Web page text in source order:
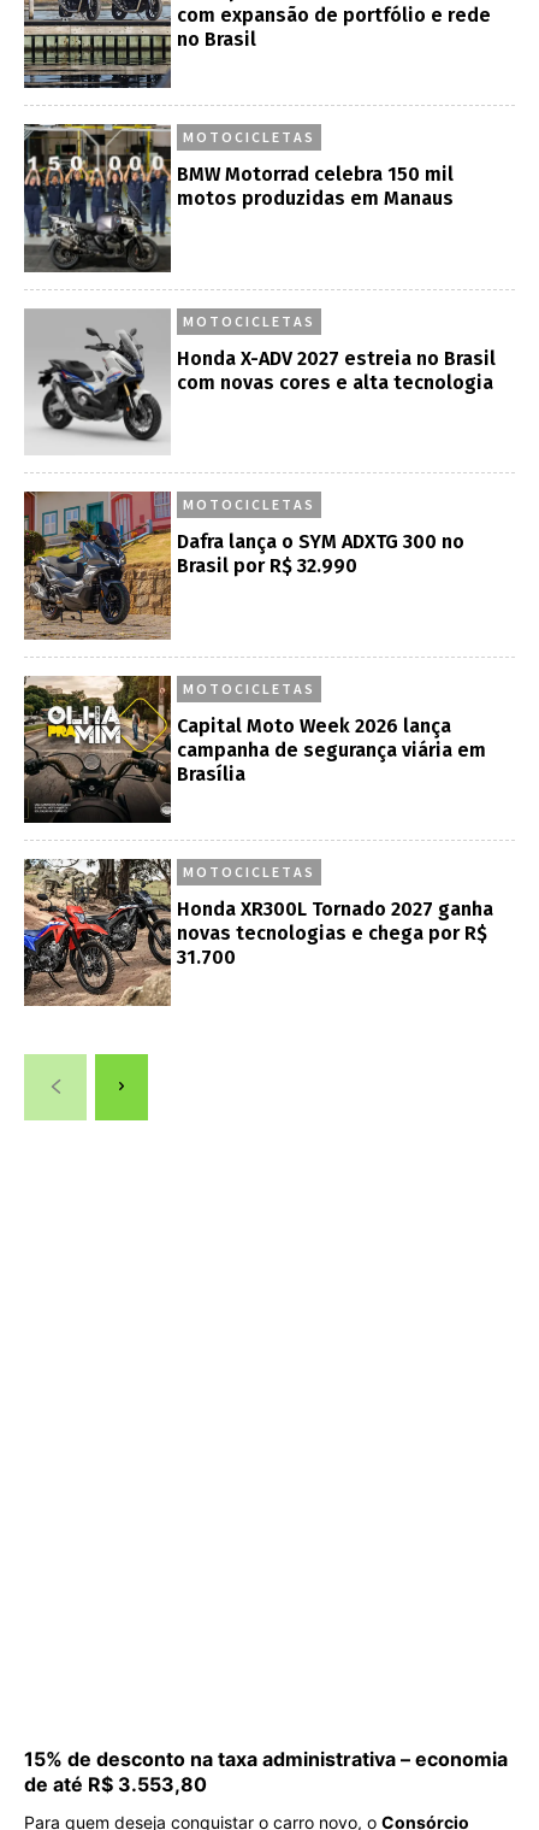
com expansão de portfólio e rede
no Brasil
MOTOCICLETAS
BMW Motorrad celebra 150 mil
motos produzidas em Manaus
MOTOCICLETAS
Honda X-ADV 2027 estreia no Brasil
com novas cores e alta tecnologia
MOTOCICLETAS
Dafra lança o SYM ADXTG 300 no
Brasil por R$ 32.990
MOTOCICLETAS
Capital Moto Week 2026 lança
campanha de segurança viária em
Brasília
MOTOCICLETAS
Honda XR300L Tornado 2027 ganha
novas tecnologias e chega por R$
31.700
15% de desconto na taxa administrativa – economia
de até R$ 3.553,80
Para quem deseja conquistar o carro novo, o Consórcio